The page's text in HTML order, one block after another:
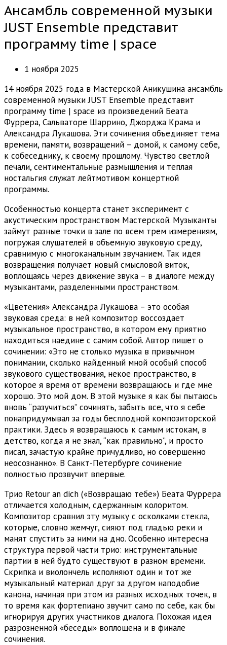
Ансамбль современной музыки
JUST Ensemble представит
программу time | space
1 ноября 2025
14 ноября 2025 года в Мастерской Аникушина ансамбль
современной музыки JUST Ensemble представит
программу time | space из произведений Беата
Фуррера, Сальваторе Шаррино, Джорджа Крама и
Александра Лукашова. Эти сочинения объединяет тема
времени, памяти, возвращений – домой, к самому себе,
к собеседнику, к своему прошлому. Чувство светлой
печали, сентиментальные размышления и теплая
ностальгия служат лейтмотивом концертной
программы.
Особенностью концерта станет эксперимент с
акустическим пространством Мастерской. Музыканты
займут разные точки в зале по всем трем измерениям,
погружая слушателей в объемную звуковую среду,
сравнимую с многоканальным звучанием. Так идея
возвращения получает новый смысловой виток,
воплощаясь через движение звука – в диалоге между
музыкантами, разделенными пространством.
«Цветения» Александра Лукашова – это особая
звуковая среда: в ней композитор воссоздает
музыкальное пространство, в котором ему приятно
находиться наедине с самим собой. Автор пишет о
сочинении: «Это не столько музыка в привычном
понимании, сколько найденный мной особый способ
звукового существования, некое пространство, в
которое я время от времени возвращаюсь и где мне
хорошо. Это мой дом. В этой музыке я как бы пытаюсь
вновь “разучиться” сочинять, забыть все, что я себе
понапридумывал за годы бесплодной композиторской
практики. Здесь я возвращаюсь к самым истокам, в
детство, когда я не знал, “как правильно”, и просто
писал, зачастую крайне причудливо, но совершенно
неосознанно». В Санкт-Петербурге сочинение
полностью прозвучит впервые.
Трио Retour an dich («Возвращаю тебе») Беата Фуррера
отличается холодным, сдержанным колоритом.
Композитор сравнил эту музыку с осколками стекла,
которые, словно жемчуг, сияют под гладью реки и
манят спустить за ними на дно. Особенно интересна
структура первой части трио: инструментальные
партии в ней будто существуют в разном времени.
Скрипка и виолончель исполняют один и тот же
музыкальный материал друг за другом наподобие
канона, начиная при этом из разных исходных точек, в
то время как фортепиано звучит само по себе, как бы
игнорируя других участников диалога. Похожая идея
разрозненной «беседы» воплощена и в финале
сочинения.